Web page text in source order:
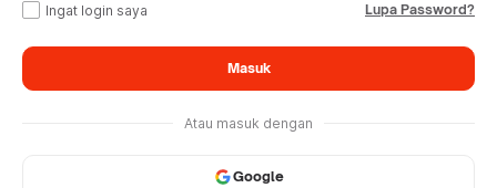
Ingat login saya Lupa Password?
Masuk
Atau masuk dengan
Google